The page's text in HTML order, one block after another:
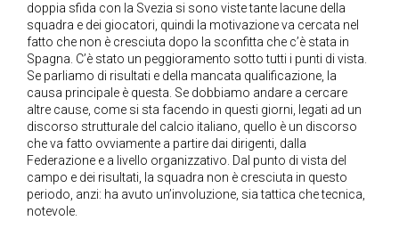
doppia sfida con la Svezia si sono viste tante lacune della
squadra e dei giocatori, quindi la motivazione va cercata nel
fatto che non è cresciuta dopo la sconfitta che c’è stata in
Spagna. C’è stato un peggioramento sotto tutti i punti di vista.
Se parliamo di risultati e della mancata qualificazione, la
causa principale è questa. Se dobbiamo andare a cercare
altre cause, come si sta facendo in questi giorni, legati ad un
discorso strutturale del calcio italiano, quello è un discorso
che va fatto ovviamente a partire dai dirigenti, dalla
Federazione e a livello organizzativo. Dal punto di vista del
campo e dei risultati, la squadra non è cresciuta in questo
periodo, anzi: ha avuto un’involuzione, sia tattica che tecnica,
notevole.